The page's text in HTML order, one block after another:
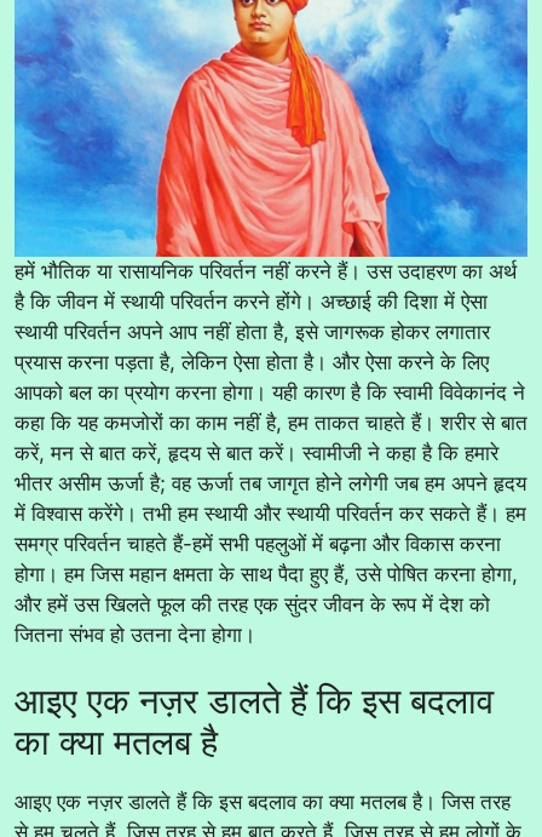
हमें भौतिक या रासायनिक परिवर्तन नहीं करने हैं। उस उदाहरण का अर्थ
है कि जीवन में स्थायी परिवर्तन करने होंगे। अच्छाई की दिशा में ऐसा
स्थायी परिवर्तन अपने आप नहीं होता है, इसे जागरूक होकर लगातार
प्रयास करना पड़ता है, लेकिन ऐसा होता है। और ऐसा करने के लिए
आपको बल का प्रयोग करना होगा। यही कारण है कि स्वामी विवेकानंद ने
कहा कि यह कमजोरों का काम नहीं है, हम ताकत चाहते हैं। शरीर से बात
करें, मन से बात करें, हृदय से बात करें। स्वामीजी ने कहा है कि हमारे
भीतर असीम ऊर्जा है; वह ऊर्जा तब जागृत होने लगेगी जब हम अपने हृदय
में विश्वास करेंगे। तभी हम स्थायी और स्थायी परिवर्तन कर सकते हैं। हम
समग्र परिवर्तन चाहते हैं-हमें सभी पहलुओं में बढ़ना और विकास करना
होगा। हम जिस महान क्षमता के साथ पैदा हुए हैं, उसे पोषित करना होगा,
और हमें उस खिलते फूल की तरह एक सुंदर जीवन के रूप में देश को
जितना संभव हो उतना देना होगा।
आइए एक नज़र डालते हैं कि इस बदलाव
का क्या मतलब है
आइए एक नज़र डालते हैं कि इस बदलाव का क्या मतलब है। जिस तरह